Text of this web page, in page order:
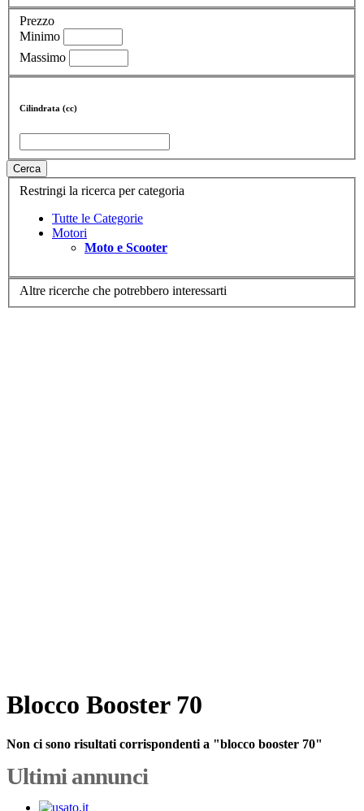
Prezzo
Minimo
Massimo
Cilindrata (cc)
Cerca
Restringi la ricerca per categoria
Tutte le Categorie
Motori
Moto e Scooter
Altre ricerche che potrebbero interessarti
Blocco Booster 70
Non ci sono risultati corrispondenti a "blocco booster 70"
Ultimi annunci